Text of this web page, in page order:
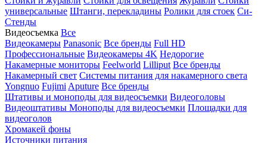
универсальные Штанги, перекладины Ролики для стоек Си-
Стенды
Видеосъемка Все
Видеокамеры Panasonic Все бренды Full HD
Профессиональные Видеокамеры 4K Недорогие
Накамерные мониторы Feelworld Lilliput Все бренды
Накамерный свет Системы питания для накамерного света
Yongnuo Fujimi Aputure Все бренды
Штативы и моноподы для видеосъемки Видеоголовы
Видеоштативы Моноподы для видеосъемки Площадки для
видеоголов
Хромакей фоны
Источники питания